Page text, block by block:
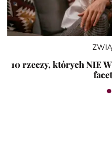
10 rzeczy, których NIE